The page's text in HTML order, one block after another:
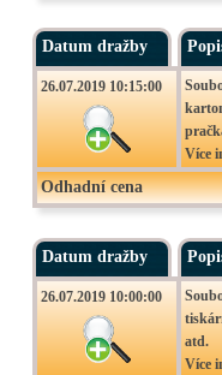
Datum dražby
26.07.2019 10:15:00
Více
–
Odhadní cena
Datum dražby
26.07.2019 10:00:00
atd.
Více